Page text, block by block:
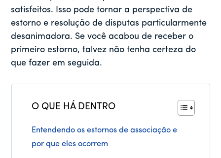
satisfeitos. Isso pode tornar a perspectiva de
estorno e resolução de disputas particularmente
desanimadora. Se você acabou de receber o
primeiro estorno, talvez não tenha certeza do
que fazer em seguida.
O QUE HÁ DENTRO
Entendendo os estornos de associação e
por que eles ocorrem